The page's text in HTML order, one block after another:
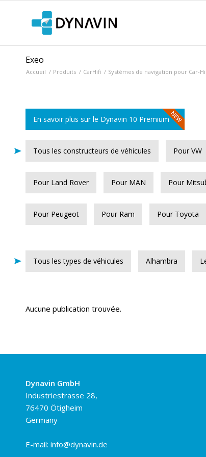
Exeo
Accueil / Produits / CarHifi / Systèmes de navigation pour Car-
En savoir plus sur le Dynavin 10 Premium
Tous les constructeurs de véhicules Pour VW
Pour Land Rover Pour MAN Pour
Pour Peugeot Pour Ram Pour Toyota
Tous les types de véhicules Alhambra
Aucune publication trouvée.
Dynavin GmbH
Industriestrasse 28,
76470 Ötigheim
Germany
E-mail: info@dynavin.de